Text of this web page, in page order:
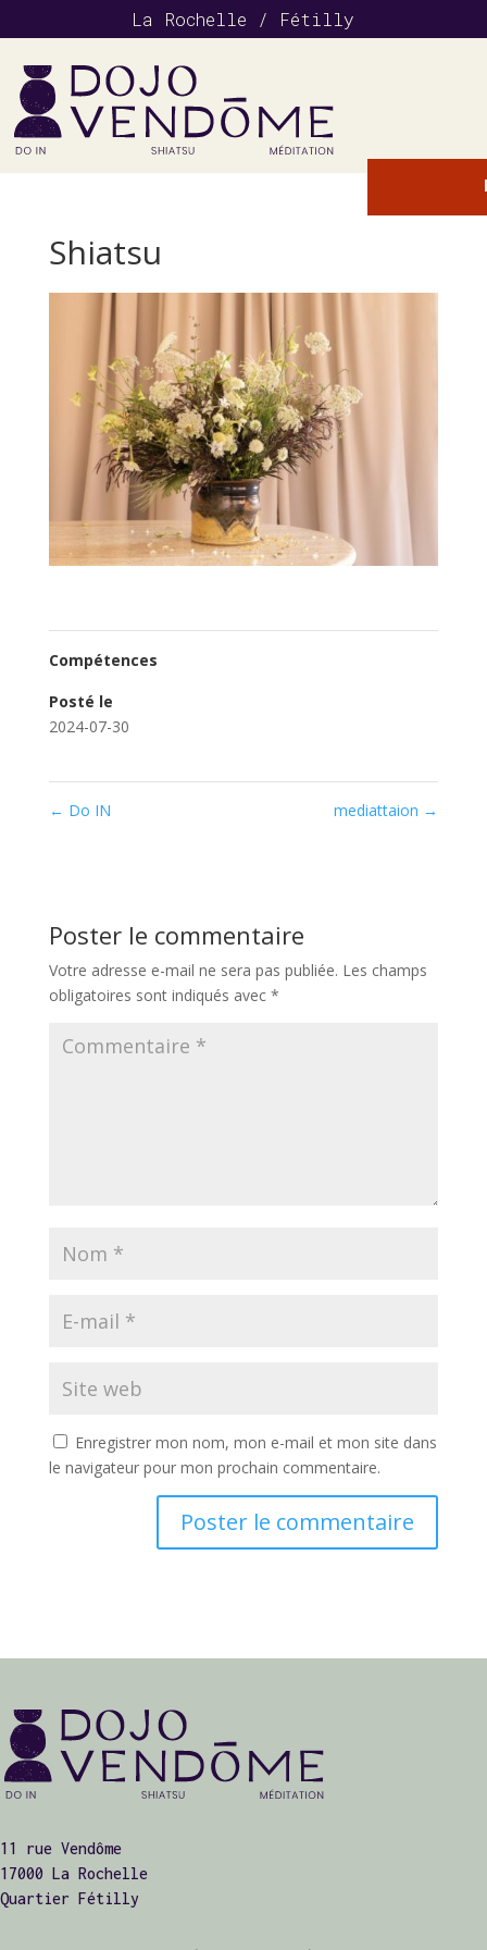
La Rochelle / Fétilly
Shiatsu
Compétences
Posté le
2024-07-30
← Do IN mediattaion →
Poster le commentaire
Votre adresse e-mail ne sera pas publiée. Les champs
obligatoires sont indiqués avec *
Enregistrer mon nom, mon e-mail et mon site dans
le navigateur pour mon prochain commentaire.
11 rue Vendôme
17000 La Rochelle
Quartier Fétilly